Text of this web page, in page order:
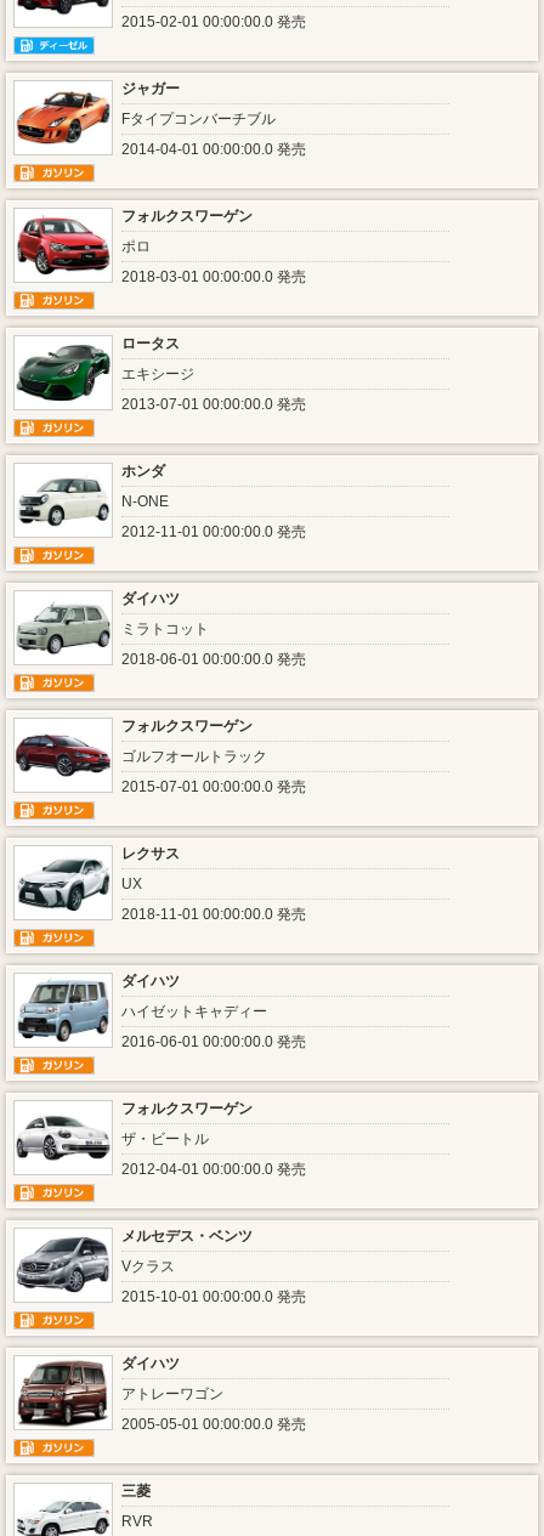
2015-02-01 00:00:00.0 発売
ジャガー
Fタイプコンバーチブル
2014-04-01 00:00:00.0 発売
フォルクスワーゲン
ポロ
2018-03-01 00:00:00.0 発売
ロータス
エキシージ
2013-07-01 00:00:00.0 発売
ホンダ
N-ONE
2012-11-01 00:00:00.0 発売
ダイハツ
ミラトコット
2018-06-01 00:00:00.0 発売
フォルクスワーゲン
ゴルフオールトラック
2015-07-01 00:00:00.0 発売
レクサス
UX
2018-11-01 00:00:00.0 発売
ダイハツ
ハイゼットキャディー
2016-06-01 00:00:00.0 発売
フォルクスワーゲン
ザ・ビートル
2012-04-01 00:00:00.0 発売
メルセデス・ベンツ
Vクラス
2015-10-01 00:00:00.0 発売
ダイハツ
アトレーワゴン
2005-05-01 00:00:00.0 発売
三菱
RVR